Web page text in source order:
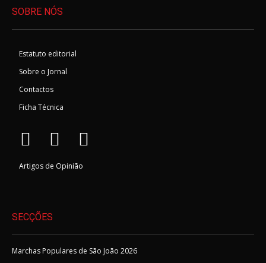
SOBRE NÓS
Estatuto editorial
Sobre o Jornal
Contactos
Ficha Técnica
Artigos de Opinião
SECÇÕES
Marchas Populares de São João 2026